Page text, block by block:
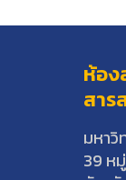
ห้อง
สาร
มหาวิ
39 ห